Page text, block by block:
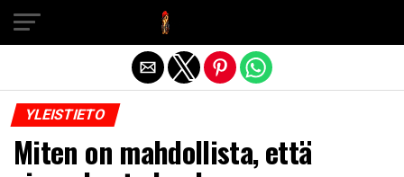
YLEISTIETO
Miten on mahdollista, että
Exit mobile version